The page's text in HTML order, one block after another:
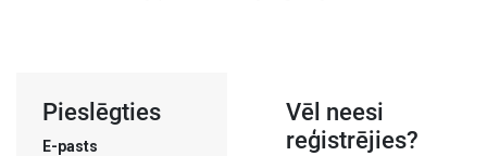
Pieslēgties
E-pasts
Vēl neesi
reģistrējies?